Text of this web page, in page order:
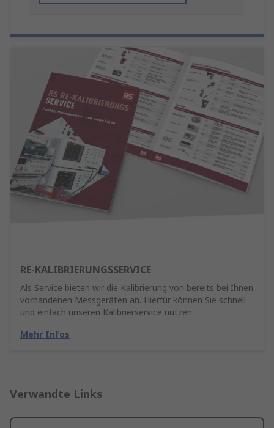
RE-KALIBRIERUNGSSERVICE
Als Service bieten wir die Kalibrierung von bereits bei Ihnen
vorhandenen Messgeräten an. Hierfür können Sie schnell
und einfach unseren Kalibrierservice nutzen.
Mehr Infos
Verwandte Links